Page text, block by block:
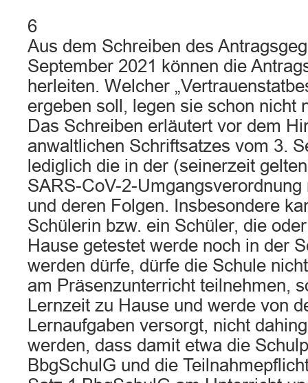
6
Aus dem Schreiben des
September 2021 können die
herleiten. Welcher
ergeben soll, legen sie schon nicht
Das Schreiben erläutert vor dem
anwaltlichen Schriftsatzes vom 3.
lediglich die in der (seinerzeit
SARS-CoV-2-
und deren Folgen. Insbesondere
Schülerin bzw. ein Schüler, die
Hause getestet werde noch in der
werden dürfe, dürfe die Schule
am Präsenzunterricht teilnehmen,
Lernzeit zu Hause und werde von
Lernaufgaben versorgt, nicht
werden, dass damit etwa die
BbgSchulG und die